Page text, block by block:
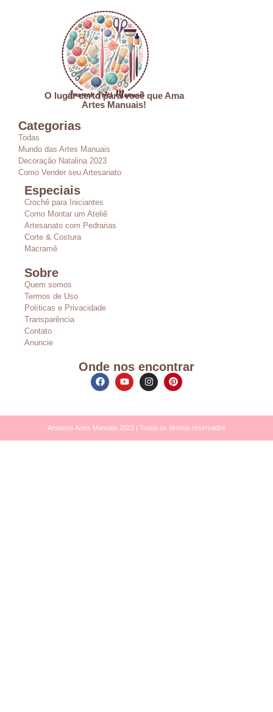
O lugar certo para você que Ama
Artes Manuais!
Categorias
Todas
Mundo das Artes Manuais
Decoração Natalina 2023
Como Vender seu Artesanato
Especiais
Crochê para Iniciantes
Como Montar um Ateliê
Artesanato com Pedrarias
Corte & Costura
Macramê
Sobre
Quem somos
Termos de Uso
Políticas e Privacidade
Transparência
Contato
Anuncie
Onde nos encontrar
Amamos Artes Manuais 2023 | Todos os direitos reservados